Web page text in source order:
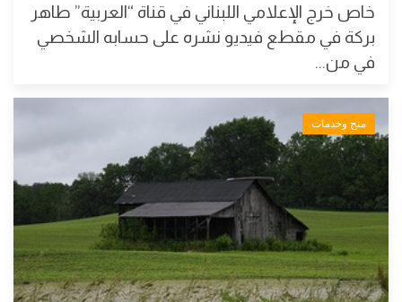
خاص خرج الإعلامي اللبناني في قناة “العربية” طاهر
بركة في مقطع فيديو نشره على حسابه الشخصي
في من...
منح وخدمات